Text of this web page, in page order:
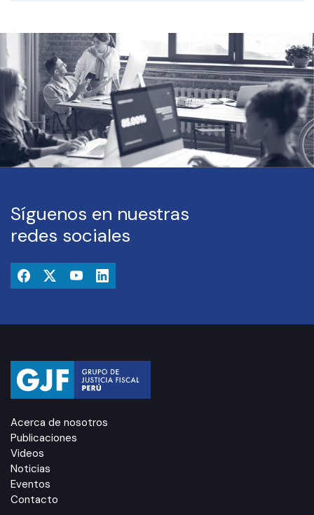
Síguenos en nuestras
redes sociales
Acerca de nosotros
Publicaciones
Videos
Noticias
Eventos
Contacto